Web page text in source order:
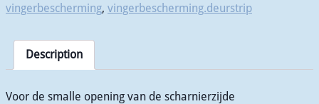
vingerbescherming, vingerbescherming.deurstrip
Description
Voor de smalle opening van de scharnierzijde